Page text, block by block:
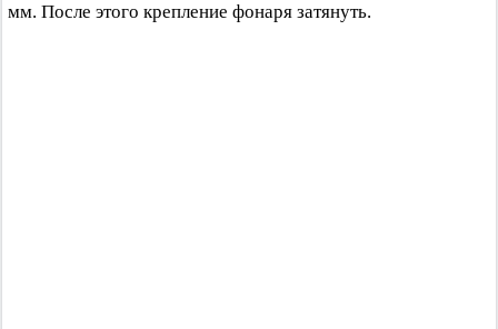
мм. После этого крепление фонаря затянуть.